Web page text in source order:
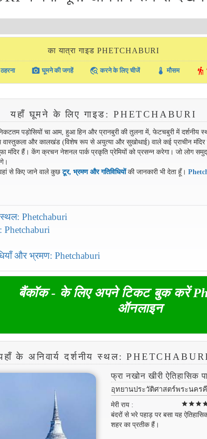
का यात्रा गाइड PHETCHABURI
photo_camera घूमने की जगहें travel_explore करने के लिए चीजें thermostat मौसम hiking
यहाँ घूमने के लिए गाइड: PHETCHABURI
पड़ोसियों चा आम, हुआ हिन और प्रानबुरी की तुलना में, फेटचबुरी में दर्शनीय
और कालखंड (विशेष रूप से अयुत्या और सुखोथाई) वाले कई प्राचीन
मंदिर हैं। केंग क्रचन नेशनल पार्क प्रकृति प्रेमियों को प्रसन्न करेगा। जो लोग
से किए जाने वाले कुछटूर, भ्रमण और गतिविधियोंकी जानकारी भी देता हूँ।
स्थल: Phetchaburi
Phetchaburi
और भ्रमण: Phetchaburi
बैंकॉक - के लिए अपने टिकट बुक करें
ऑनलाइन
के अनिवार्य दर्शनीय स्थल:
फ्रा नखोन खीरी ऐतिहासिक
อุทยานประวัติศาสตร์พระนคร
मेरी राय :
starstarstar
बंदरों से भरे पहाड़ पर बसा यह
शहर का प्रतीक हैं।